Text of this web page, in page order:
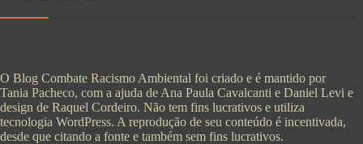
O Blog Combate Racismo Ambiental foi criado e é mantido por
Tania Pacheco, com a ajuda de Ana Paula Cavalcanti e Daniel Levi e
design de Raquel Cordeiro. Não tem fins lucrativos e utiliza
tecnologia WordPress. A reprodução de seu conteúdo é incentivada,
desde que citando a fonte e também sem fins lucrativos.